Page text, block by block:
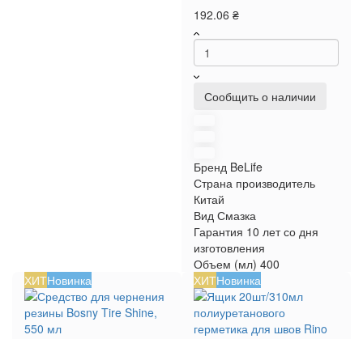
192.06 ₴
Сообщить о наличии
Бренд BeLife
Страна производитель
Китай
Вид Смазка
Гарантия 10 лет со дня
изготовления
Объем (мл) 400
ХИТНовинка ХИТНовинка